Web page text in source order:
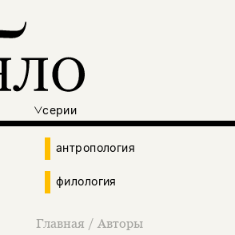
серии
антропология
филология
Главная / Авторы